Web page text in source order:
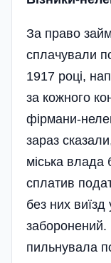
За право
сплачували
1917 році,
за кожного
фірмани-
зараз
міська
сплатив
без них виїзд
заборонений.
пильнувала